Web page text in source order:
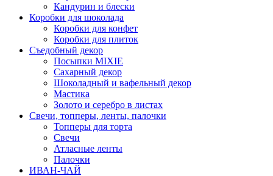
Кандурин и блески
Коробки для шоколада
Коробки для конфет
Коробки для плиток
Съедобный декор
Посыпки MIXIE
Сахарный декор
Шоколадный и вафельный декор
Мастика
Золото и серебро в листах
Свечи, топперы, ленты, палочки
Топперы для торта
Свечи
Атласные ленты
Палочки
ИВАН-ЧАЙ